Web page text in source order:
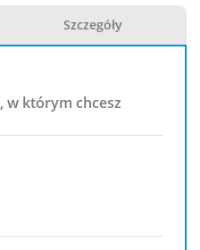
Szczegóły
w którym chcesz